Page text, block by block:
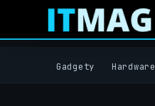
Gadgety Hardware